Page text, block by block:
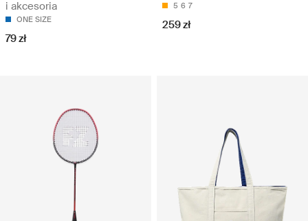
i akcesoria
ONE SIZE
79 zł
5 6 7
259 zł